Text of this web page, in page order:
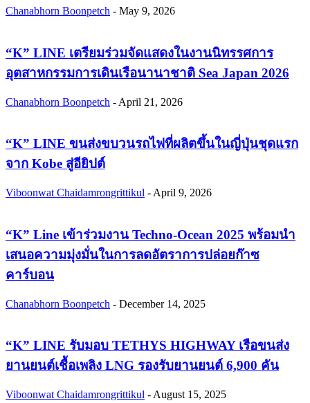
Chanabhorn Boonpetch - May 9, 2026
“K” LINE เตรียมร่วมจัดแสดงในงานนิทรรศการ
อุตสาหกรรมการเดินเรือนานาชาติ Sea Japan 2026
Chanabhorn Boonpetch - April 21, 2026
“K” LINE ขนส่งขบวนรถไฟที่ผลิตขึ้นในญี่ปุ่นชุดแรก
จาก Kobe สู่อียิปต์
Viboonwat Chaidamrongrittikul - April 9, 2026
“K” Line เข้าร่วมงาน Techno-Ocean 2025 พร้อมนำ
เสนอความมุ่งมั่นในการลดอัตราการปล่อยก๊าซ
คาร์บอน
Chanabhorn Boonpetch - December 14, 2025
“K” LINE รับมอบ TETHYS HIGHWAY เรือขนส่ง
ยานยนต์เชื้อเพลิง LNG รองรับยานยนต์ 6,900 คัน
Viboonwat Chaidamrongrittikul - August 15, 2025